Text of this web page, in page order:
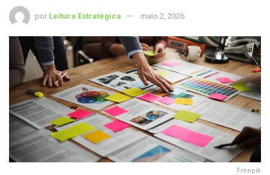
por Leitura Estratégica maio 2, 2026
Freepik